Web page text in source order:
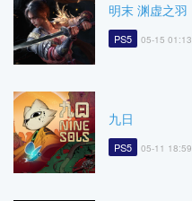
明末 渊虚之羽
PS5 05-15 01:13
九日
PS5 05-11 18:59